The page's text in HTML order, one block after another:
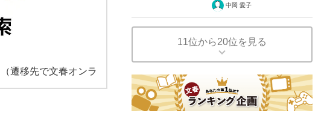
（遷移先で文春オンラ
中岡 愛子
11位から20位を見る